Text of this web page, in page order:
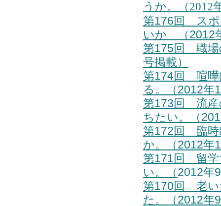
うか。（2012
第176回 スポ
いか （2012
第175回 職場
号掲載）
第174回 喧嘩
る。（2012年
第173回 流産
ちたい。（
第172回 臨時
か。（2012年
第171回 留学
い。（2012年
第170回 老い
た。
（2012年